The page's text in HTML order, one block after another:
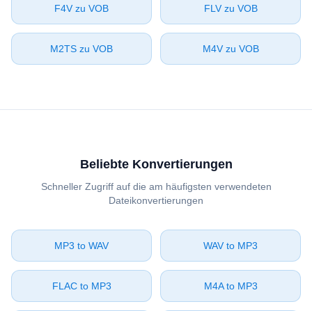
⁦F4V⁩ zu ⁦VOB⁩ ⁦FLV⁩ zu ⁦VOB⁩
⁦M2TS⁩ zu ⁦VOB⁩ ⁦M4V⁩ zu ⁦VOB⁩
Beliebte Konvertierungen
Schneller Zugriff auf die am häufigsten verwendeten
Dateikonvertierungen
⁦MP3⁩ to ⁦WAV⁩ ⁦WAV⁩ to ⁦MP3⁩
⁦FLAC⁩ to ⁦MP3⁩ ⁦M4A⁩ to ⁦MP3⁩